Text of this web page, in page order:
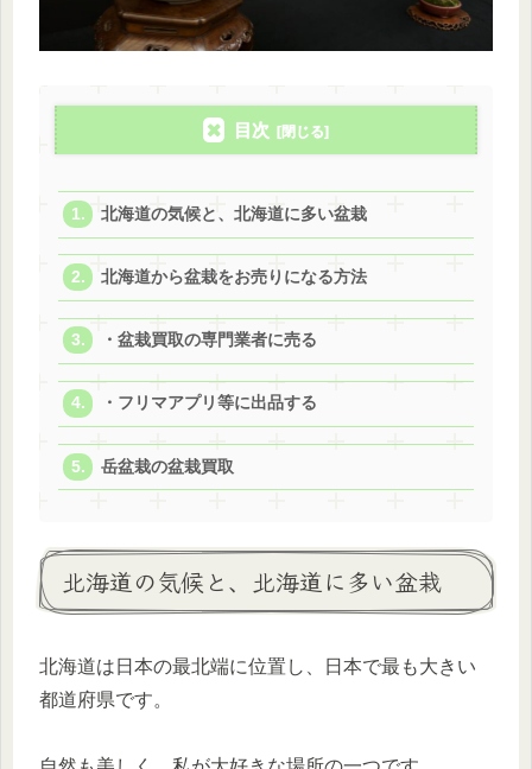
目次
北海道の気候と、北海道に多い盆栽
北海道から盆栽をお売りになる方法
・盆栽買取の専門業者に売る
・フリマアプリ等に出品する
岳盆栽の盆栽買取
北海道の気候と、北海道に多い盆栽
北海道は日本の最北端に位置し、日本で最も大きい
都道府県です。